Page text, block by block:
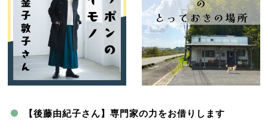
【後藤由紀子さん】専門家の力をお借りします